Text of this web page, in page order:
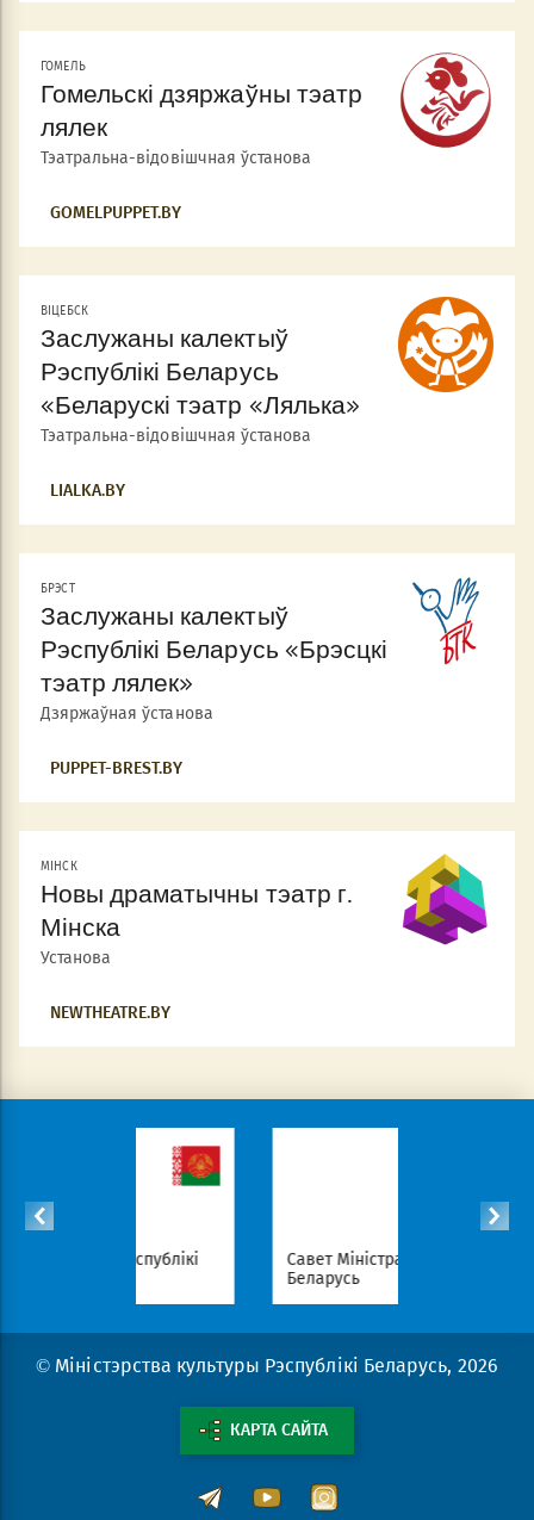
ГОМЕЛЬ
Гомельскі дзяржаўны тэатр
лялек
Тэатральна-відовішчная ўстанова
GOMELPUPPET.BY
ВІЦЕБСК
Заслужаны калектыў
Рэспублікі Беларусь
«Беларускі тэатр «Лялька»
Тэатральна-відовішчная ўстанова
LIALKA.BY
БРЭСТ
Заслужаны калектыў
Рэспублікі Беларусь «Брэсцкі
тэатр лялек»
Дзяржаўная ўстанова
PUPPET-BREST.BY
МIНСК
Новы драматычны тэатр г.
Мінска
Установа
NEWTHEATRE.BY
Савет Міністраў Рэспублікі
© Міністэрства культуры Рэспублікі Беларусь, 2026
КАРТА САЙТА